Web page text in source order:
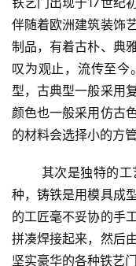
伴随着欧洲建筑装饰
制品，有着古朴、典
叹为观止，流传至今
型，古典型一般采用
颜色也一般采用仿古
的材料会选择小的方
种，铸铁是用模具成
的工匠毫不妥协的手
拼凑焊接起来，然后
坚实豪华的各种铁艺门